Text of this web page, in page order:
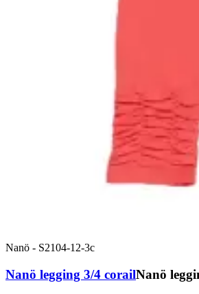
Nanö - S2104-12-3c
Nanö legging 3/4 corailNanö